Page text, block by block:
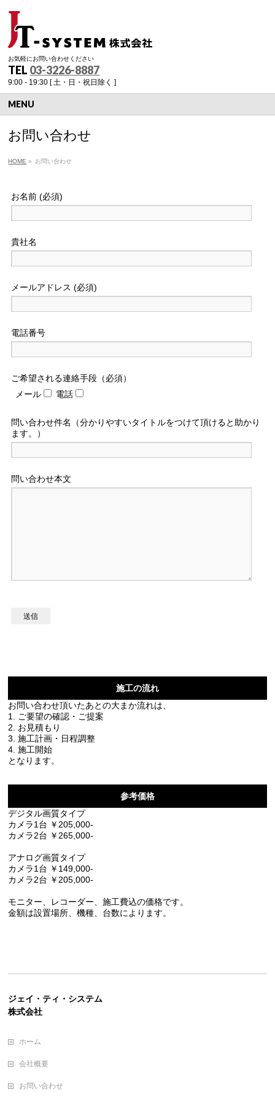
お気軽にお問い合わせください
TEL 03-3226-8887
9:00 - 19:30 [ 土・日・祝日除く ]
MENU
お問い合わせ
HOME » お問い合わせ
お名前 (必須)
貴社名
メールアドレス (必須)
電話番号
ご希望される連絡手段（必須）
メール
電話
問い合わせ件名（分かりやすいタイトルをつけて頂けると助かり
ます。）
問い合わせ本文
施工の流れ
お問い合わせ頂いたあとの大まか流れは、
1. ご要望の確認・ご提案
2. お見積もり
3. 施工計画・日程調整
4. 施工開始
となります。
参考価格
デジタル画質タイプ
カメラ1台 ￥205,000-
カメラ2台 ￥265,000-
アナログ画質タイプ
カメラ1台 ￥149,000-
カメラ2台 ￥205,000-
モニター、レコーダー、施工費込の価格です。
金額は設置場所、機種、台数によります。
ジェイ・ティ・システム
株式会社
ホーム
会社概要
お問い合わせ